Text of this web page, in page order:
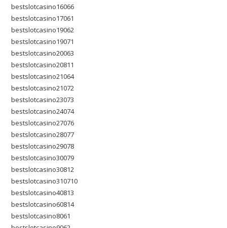
bestslotcasino16066
bestslotcasino17061
bestslotcasino19062
bestslotcasino19071
bestslotcasino20063
bestslotcasino20811
bestslotcasino21064
bestslotcasino21072
bestslotcasino23073
bestslotcasino24074
bestslotcasino27076
bestslotcasino28077
bestslotcasino29078
bestslotcasino30079
bestslotcasino30812
bestslotcasino310710
bestslotcasino40813
bestslotcasino60814
bestslotcasino8061